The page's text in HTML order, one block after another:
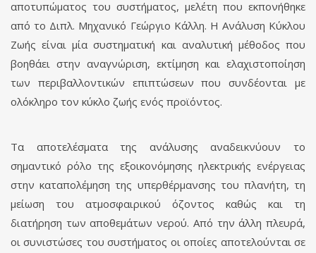
αποτυπώματος του συστήματος, μελέτη που εκπονήθηκε
από το Διπλ. Μηχανικό Γεώργιο Κάλλη. Η Ανάλυση Κύκλου
Ζωής είναι μία συστηματική και αναλυτική μέθοδος που
βοηθάει στην αναγνώριση, εκτίμηση και ελαχιστοποίηση
των περιβαλλοντικών επιπτώσεων που συνδέονται με
ολόκληρο τον κύκλο ζωής ενός προϊόντος.
Τα αποτελέσματα της ανάλυσης αναδεικνύουν το
σημαντικό ρόλο της εξοικονόμησης ηλεκτρικής ενέργειας
στην καταπολέμηση της υπερθέρμανσης του πλανήτη, τη
μείωση του ατμοσφαιρικού όζοντος καθώς και τη
διατήρηση των αποθεμάτων νερού. Από την άλλη πλευρά,
οι συνιστώσες του συστήματος οι οποίες αποτελούνται σε